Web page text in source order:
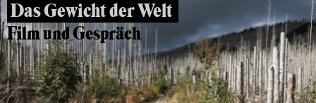
Das Gewicht der Welt
Film und Gespräch